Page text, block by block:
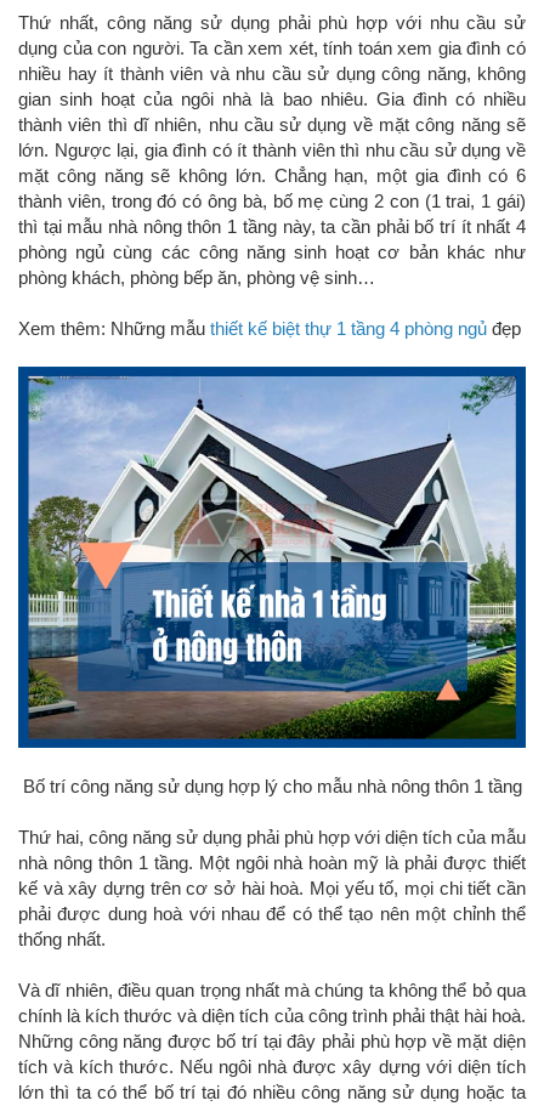
Thứ nhất, công năng sử dụng phải phù hợp với nhu cầu sử
dụng của con người. Ta cần xem xét, tính toán xem gia đình có
nhiều hay ít thành viên và nhu cầu sử dụng công năng, không
gian sinh hoạt của ngôi nhà là bao nhiêu. Gia đình có nhiều
thành viên thì dĩ nhiên, nhu cầu sử dụng về mặt công năng sẽ
lớn. Ngược lại, gia đình có ít thành viên thì nhu cầu sử dụng về
mặt công năng sẽ không lớn. Chẳng hạn, một gia đình có 6
thành viên, trong đó có ông bà, bố mẹ cùng 2 con (1 trai, 1 gái)
thì tại mẫu nhà nông thôn 1 tầng này, ta cần phải bố trí ít nhất 4
phòng ngủ cùng các công năng sinh hoạt cơ bản khác như
phòng khách, phòng bếp ăn, phòng vệ sinh…
Xem thêm: Những mẫu thiết kế biệt thự 1 tầng 4 phòng ngủ đẹp
Bố trí công năng sử dụng hợp lý cho mẫu nhà nông thôn 1 tầng
Thứ hai, công năng sử dụng phải phù hợp với diện tích của mẫu
nhà nông thôn 1 tầng. Một ngôi nhà hoàn mỹ là phải được thiết
kế và xây dựng trên cơ sở hài hoà. Mọi yếu tố, mọi chi tiết cần
phải được dung hoà với nhau để có thể tạo nên một chỉnh thể
thống nhất.
Và dĩ nhiên, điều quan trọng nhất mà chúng ta không thể bỏ qua
chính là kích thước và diện tích của công trình phải thật hài hoà.
Những công năng được bố trí tại đây phải phù hợp về mặt diện
tích và kích thước. Nếu ngôi nhà được xây dựng với diện tích
lớn thì ta có thể bố trí tại đó nhiều công năng sử dụng hoặc ta